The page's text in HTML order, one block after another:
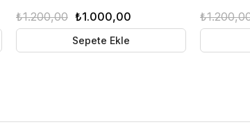
₺1.000,00
₺1.200,00
Sepete Ekle